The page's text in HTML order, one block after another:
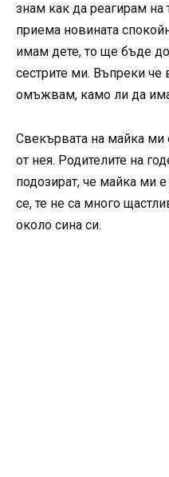
знам как да реагирам
приема новината
имам дете, то ще бъде
сестрите ми. Въпреки
омъжвам, камо ли да
Свекървата на майка ми
от нея. Родителите на
подозират, че майка ми
се, те не са много
около сина си.